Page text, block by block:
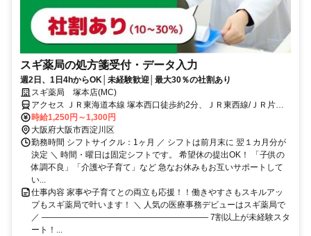
スギ薬局の処方箋受付・データ入力
週2日、1日4hからOK│未経験歓迎│最大30％の社割あり
スギ薬局 塚本店(MC)
アクセス ＪＲ東海道本線 塚本西口徒歩約2分、ＪＲ東西線/ＪＲ片町
線〔学研都市線〕 御幣島6b口徒歩約15分、阪神本線/山陽電鉄本線 姫
島徒歩約17分
時給1,250円～1,300円
大阪府大阪市西淀川区
勤務時間 シフトサイクル：1ヶ月 ／ シフトは前月末に 翌１カ月分が
決定 ＼ 時間・曜日は固定シフトです。 希望休の提出OK！ 「子供の
体調不良」「介護や子育て」など 急なお休みもお互いサポートして
い...
仕事内容 家事や子育てとの両立も応援！！働きやすさもスキルアッ
プもスギ薬局で叶います！ ＼ 人気の医療事務デビューはスギ薬局で
／ ―――――――――――――――――――― 7割以上が未経験スタ
ート！...